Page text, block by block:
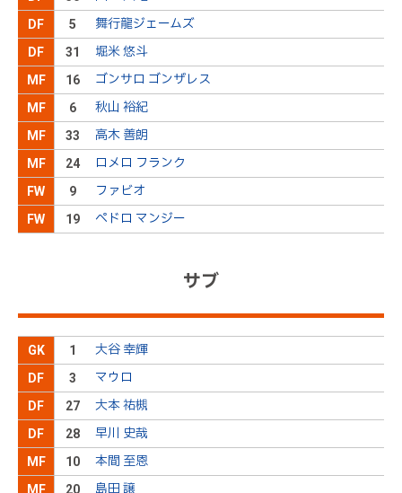
ロスを供給するも、相手に防がれる
後半27分
キッカーの本間が右足でクロスを供給。ゴール前で
のこぼれ球に反応した渡邉新がペナルティエリア右
から左足でシュートを放つも、枠の上へ大きく外れ
る
後半26分 左ＣＫを獲得
後半26分 飲水タイムが終了し、プレーが再開される
後半 24分 飲水タイムが取られる
ゴール！！！大本が右サイドの敵陣深くから左足で
が胸トラップで受け、右足でシュートを放ち、同点
後半17分 ３１堀米ＯＵＴ→２７大本ＩＮ
後半17分 ３３高木ＯＵＴ→１１渡邉新ＩＮ
後半16分
本間がペナルティエリア左へ持ち込み、左足でクロ
スを供給。ファビオがヘディングで合わせるも、Ｇ
DF 5 舞行龍ジェームズ
DF 31 堀米 悠斗
MF 16 ゴンサロ ゴンザレス
MF 6 秋山 裕紀
MF 33 高木 善朗
MF 24 ロメロ フランク
FW 9 ファビオ
FW 19 ペドロ マンジー
サブ
GK 1 大谷 幸輝
DF 3 マウロ
DF 27 大本 祐槻
DF 28 早川 史哉
MF 10 本間 至恩
MF 20 島田 譲